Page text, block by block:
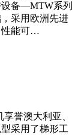
备—MTW系列
采用欧洲先进
性能可…
誉澳大利亚、
采用了梯形工